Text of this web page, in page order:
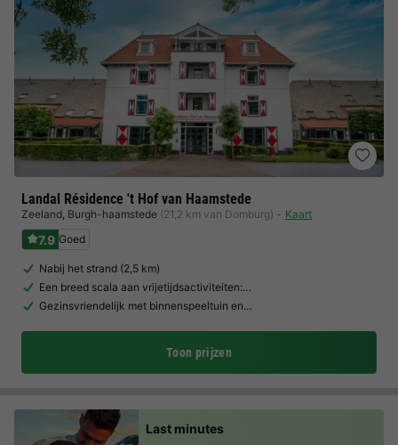
Landal Résidence 't Hof van Haamstede
Zeeland, Burgh-haamstede (21,2 km van Domburg) Kaart
7.9 Goed
Nabij het strand (2,5 km)
Een breed scala aan vrijetijdsactiviteiten:…
Gezinsvriendelijk met binnenspeeltuin en…
Toon prijzen
Last minutes